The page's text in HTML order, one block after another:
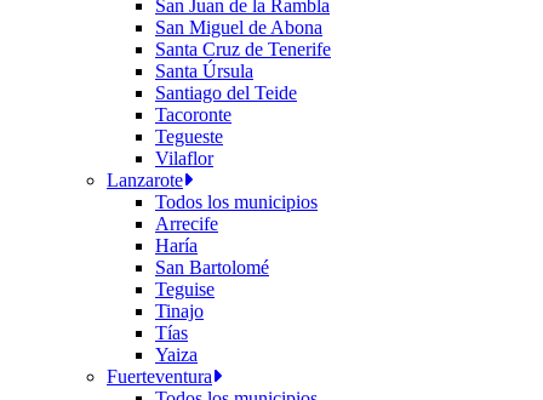
San Juan de la Rambla
San Miguel de Abona
Santa Cruz de Tenerife
Santa Úrsula
Santiago del Teide
Tacoronte
Tegueste
Vilaflor
Lanzarote
Todos los municipios
Arrecife
Haría
San Bartolomé
Teguise
Tinajo
Tías
Yaiza
Fuerteventura